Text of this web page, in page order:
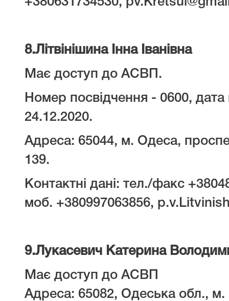
8.Літвінішина Інна Іванівна
Має доступ до АСВП.
Номер посвідчення - 0600, дата
24.12.2020.
Адреса: 65044, м. Одеса,
139.
Контактні дані: тел./факс
моб. +380997063856,
9.Лукасевич Катерина
Має доступ до АСВП
Адреса: 65082, Одеська обл., м.